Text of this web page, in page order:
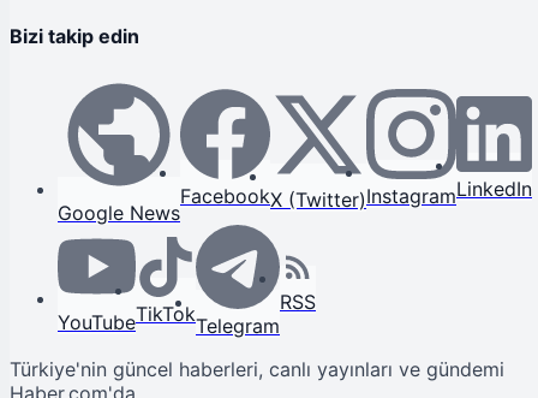
Bizi takip edin
Google News
FacebookX (Twitter)InstagramLinkedIn
YouTubeTikTokTelegram
RSS
Türkiye'nin güncel haberleri, canlı yayınları ve gündemi
Haber.com'da.